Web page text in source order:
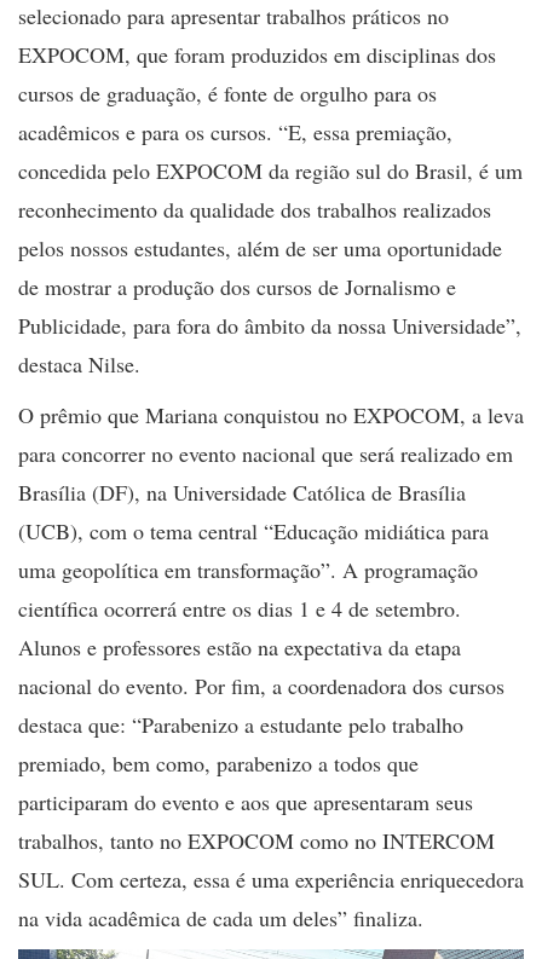
selecionado para apresentar trabalhos práticos no
EXPOCOM, que foram produzidos em disciplinas dos
cursos de graduação, é fonte de orgulho para os
acadêmicos e para os cursos. “E, essa premiação,
concedida pelo EXPOCOM da região sul do Brasil, é um
reconhecimento da qualidade dos trabalhos realizados
pelos nossos estudantes, além de ser uma oportunidade
de mostrar a produção dos cursos de Jornalismo e
Publicidade, para fora do âmbito da nossa Universidade”,
destaca Nilse.
O prêmio que Mariana conquistou no EXPOCOM, a leva
para concorrer no evento nacional que será realizado em
Brasília (DF), na Universidade Católica de Brasília
(UCB), com o tema central “Educação midiática para
uma geopolítica em transformação”. A programação
científica ocorrerá entre os dias 1 e 4 de setembro.
Alunos e professores estão na expectativa da etapa
nacional do evento. Por fim, a coordenadora dos cursos
destaca que: “Parabenizo a estudante pelo trabalho
premiado, bem como, parabenizo a todos que
participaram do evento e aos que apresentaram seus
trabalhos, tanto no EXPOCOM como no INTERCOM
SUL. Com certeza, essa é uma experiência enriquecedora
na vida acadêmica de cada um deles” finaliza.